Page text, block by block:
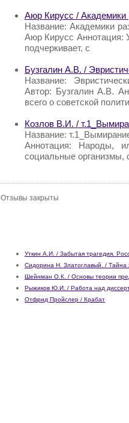
Аюр Кирусс / Академики
Название: Академики
Аюр Кирусс Аннотация:
подчеркивает, с
Бузгалин А.В. /
Название:
Автор: Бузгалин А.В.
всего о советской
Козлов В.И. /
Название:
Аннотация: Народы,
социальные организмы,
Отзывы закрыты
Уткин А.И. / Забытая трагедия.
Сидорина Н. Златоглавый. / Тайна
Шейнман О.К. / Основы теории
Рыжиков Ю.И. / Работа над
Отфрид Пройслер / Крабат